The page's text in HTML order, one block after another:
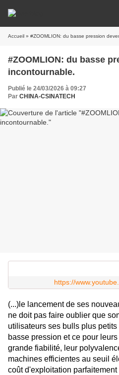
Accueil » #ZOOMLION: du basse pression
#ZOOMLION: du basse
incontournable.
Publié le 24/03/2026 à 09:27
Par CHINA-CSINATECH
https://
(...)le lancement de ses
ne doit pas faire oublier que
utilisateurs ses bulls plus
basse pression et ce pour
grande fiabilité, leur
machines efficientes au seuil
coût d'exploitation